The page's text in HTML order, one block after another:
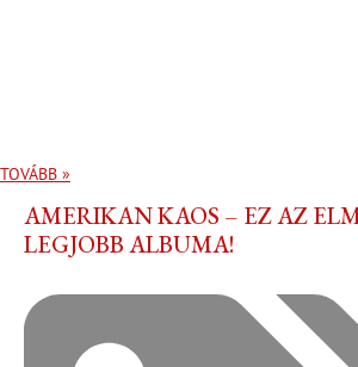
TOVÁBB »
AMERIKAN KAOS – EZ AZ
LEGJOBB ALBUMA!